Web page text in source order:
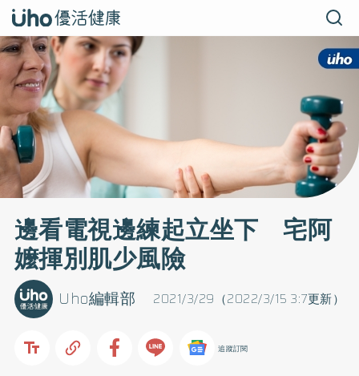
邊看電視邊練起立坐下 宅阿
嬤揮別肌少風險
2021/3/29（2022/3/15 3:7更新）
Uho編輯部
追蹤訂閱